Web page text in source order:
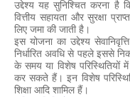
उद्देश्य यह सुनिश्चित करना है
वित्तीय सहायता और सुरक्षा
लिए जमा की जाती है।
इस योजना का उद्देश्य
निर्धारित अवधि से पहले इससे
के समय या विशेष परिस्थितियों
कर सकते हैं। इन विशेष
शिक्षा आदि शामिल हैं।